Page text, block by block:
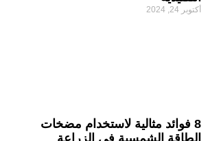
أكتوبر 24, 2024
8 فوائد مثالية لاستخدام مضخات